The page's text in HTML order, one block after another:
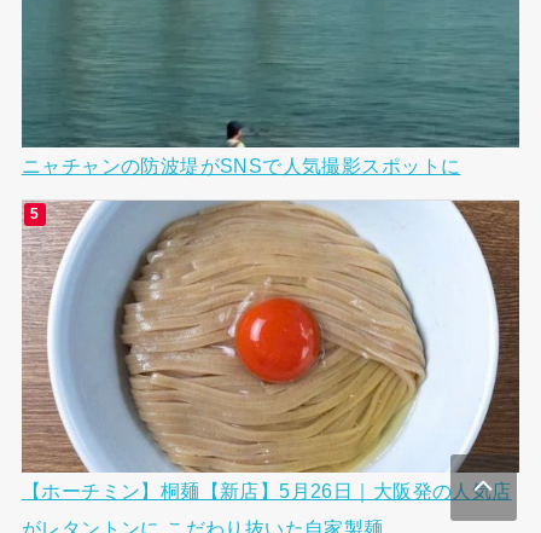
ニャチャンの防波堤がSNSで人気撮影スポットに
【ホーチミン】桐麺【新店】5月26日｜大阪発の人気店
がレタントンに こだわり抜いた自家製麺